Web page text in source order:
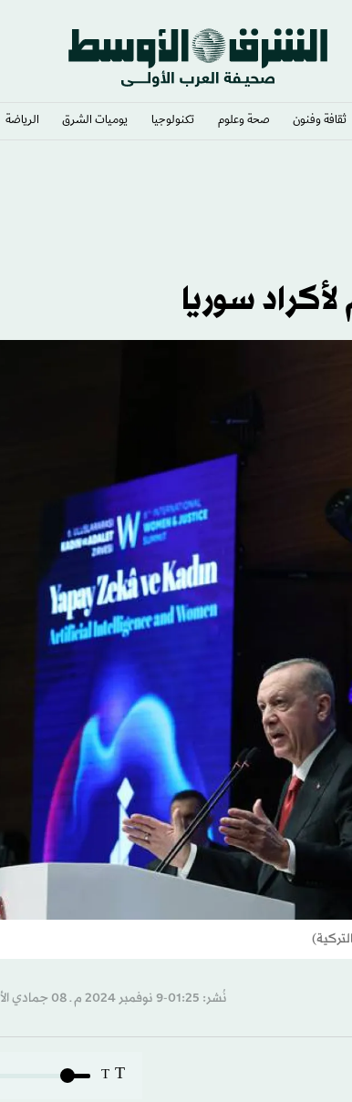
ثقافة وفنون صحة وعلوم تكنولوجيا يوميات الشرق​ الرياضة
سوريا
نُشر: 01:25-9 نوفمبر 2024 م ـ 08 جمادي الأول 1446 هـ
T
T